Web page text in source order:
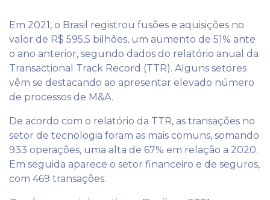
Em 2021, o Brasil registrou fusões e aquisições no
valor de R$ 595,5 bilhões, um aumento de 51% ante
o ano anterior, segundo dados do relatório anual da
Transactional Track Record (TTR). Alguns setores
vêm se destacando ao apresentar elevado número
de processos de M&A.
De acordo com o relatório da TTR, as transações no
setor de tecnologia foram as mais comuns, somando
933 operações, uma alta de 67% em relação a 2020.
Em seguida aparece o setor financeiro e de seguros,
com 469 transações.